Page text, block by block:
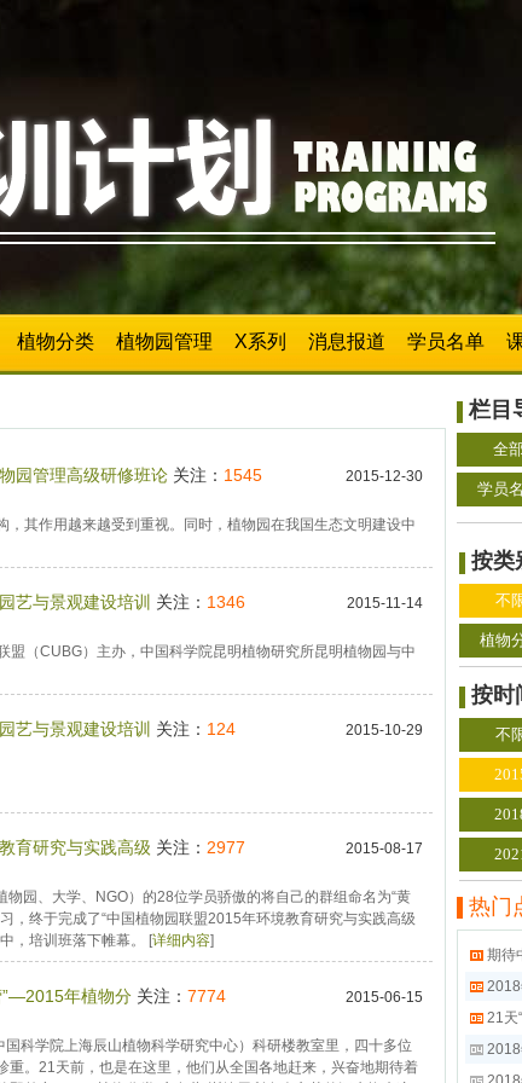
植物分类 植物园管理 X系列 消息报道 学员名单
园管理高级研修班论 关注： 1545
2015-12-30
，其作用越来越受到重视。同时，植物园在我国生态文明建设中
艺与景观建设培训 关注： 1346
2015-11-14
盟（CUBG）主办，中国科学院昆明植物研究所昆明植物园与中
艺与景观建设培训 关注： 124
2015-10-29
育研究与实践高级 关注： 2977
2015-08-17
园、大学、NGO）的28位学员骄傲的将自己的群组命名为“黄
，终于完成了“中国植物园联盟2015年环境教育研究与实践高级
，培训班落下帷幕。 [详细内容]
”—2015年植物分 关注： 7774
2015-06-15
科学院上海辰山植物科学研究中心）科研楼教室里，四十多位
重。21天前，也是在这里，他们从全国各地赶来，兴奋地期待着
栏目
全
学员
按类
不
植物
按时
不
热门
期待
21天